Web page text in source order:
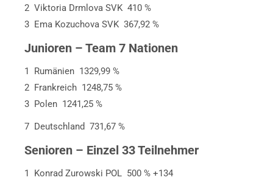
2 Viktoria Drmlova SVK 410 %
3 Ema Kozuchova SVK 367,92 %
Junioren – Team 7 Nationen
1 Rumänien 1329,99 %
2 Frankreich 1248,75 %
3 Polen 1241,25 %
7 Deutschland 731,67 %
Senioren – Einzel 33 Teilnehmer
1 Konrad Zurowski POL 500 % +134